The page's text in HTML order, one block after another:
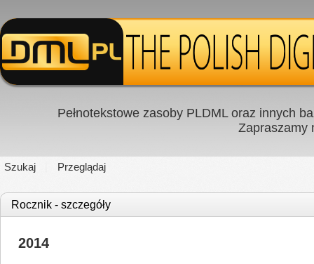
Pełnotekstowe zasoby PLDML oraz innych
Zapraszamy
Szukaj Przeglądaj
Rocznik - szczegóły
2014